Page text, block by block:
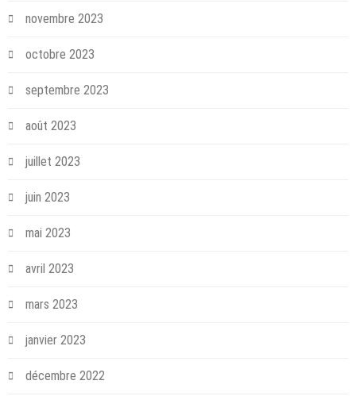
novembre 2023
octobre 2023
septembre 2023
août 2023
juillet 2023
juin 2023
mai 2023
avril 2023
mars 2023
janvier 2023
décembre 2022